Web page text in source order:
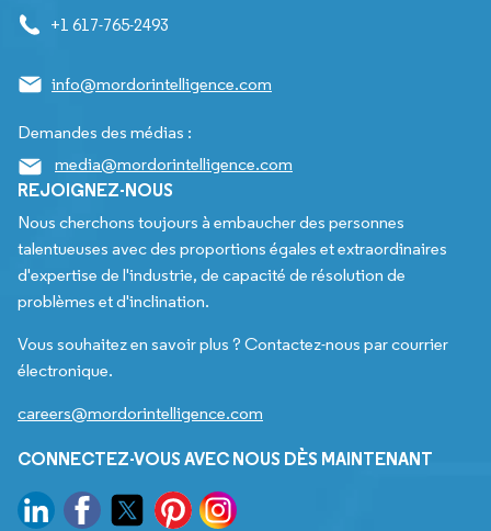
+1 617-765-2493
info@mordorintelligence.com
Demandes des médias :
media@mordorintelligence.com
REJOIGNEZ-NOUS
Nous cherchons toujours à embaucher des personnes
talentueuses avec des proportions égales et extraordinaires
d'expertise de l'industrie, de capacité de résolution de
problèmes et d'inclination.
Vous souhaitez en savoir plus ? Contactez-nous par courrier
électronique.
careers@mordorintelligence.com
CONNECTEZ-VOUS AVEC NOUS DÈS MAINTENANT